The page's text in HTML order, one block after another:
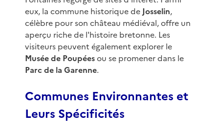
eux, la commune historique de Josselin,
célèbre pour son château médiéval, offre un
aperçu riche de l'histoire bretonne. Les
visiteurs peuvent également explorer le
Musée de Poupéesou se promener dans le
Parc de la Garenne.
Communes Environnantes et
Leurs Spécificités